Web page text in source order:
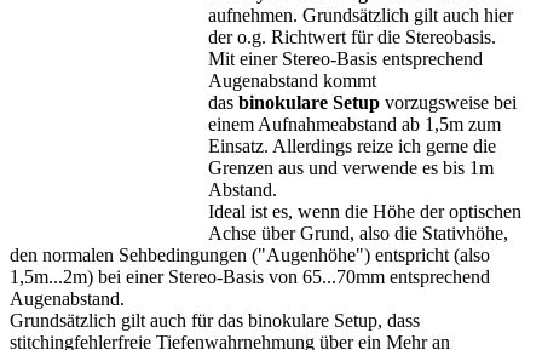
aufnehmen. Grundsätzlich gilt auch hier
der o.g. Richtwert für die Stereobasis.
Mit einer Stereo-Basis entsprechend
Augenabstand kommt
das binokulare Setup vorzugsweise bei
einem Aufnahmeabstand ab 1,5m zum
Einsatz. Allerdings reize ich gerne die
Grenzen aus und verwende es bis 1m
Abstand.
Ideal ist es, wenn die Höhe der optischen
Achse über Grund, also die Stativhöhe,
den normalen Sehbedingungen ("Augenhöhe") entspricht (also
1,5m...2m) bei einer Stereo-Basis von 65...70mm entsprechend
Augenabstand.
Grundsätzlich gilt auch für das binokulare Setup, dass
stitchingfehlerfreie Tiefenwahrnehmung über ein Mehr an